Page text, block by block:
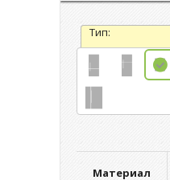
Тип:
Материал